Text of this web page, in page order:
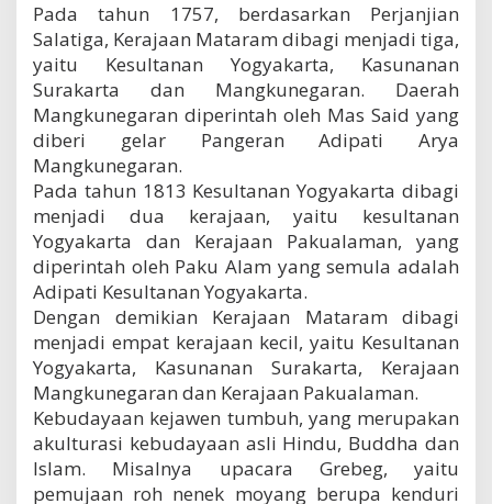
Pada tahun 1757, berdasarkan Perjanjian
Salatiga, Kerajaan Mataram dibagi menjadi tiga,
yaitu Kesultanan Yogyakarta, Kasunanan
Surakarta dan Mangkunegaran. Daerah
Mangkunegaran diperintah oleh Mas Said yang
diberi gelar Pangeran Adipati Arya
Mangkunegaran.
Pada tahun 1813 Kesultanan Yogyakarta dibagi
menjadi dua kerajaan, yaitu kesultanan
Yogyakarta dan Kerajaan Pakualaman, yang
diperintah oleh Paku Alam yang semula adalah
Adipati Kesultanan Yogyakarta.
Dengan demikian Kerajaan Mataram dibagi
menjadi empat kerajaan kecil, yaitu Kesultanan
Yogyakarta, Kasunanan Surakarta, Kerajaan
Mangkunegaran dan Kerajaan Pakualaman.
Kebudayaan kejawen tumbuh, yang merupakan
akulturasi kebudayaan asli Hindu, Buddha dan
Islam. Misalnya upacara Grebeg, yaitu
pemujaan roh nenek moyang berupa kenduri